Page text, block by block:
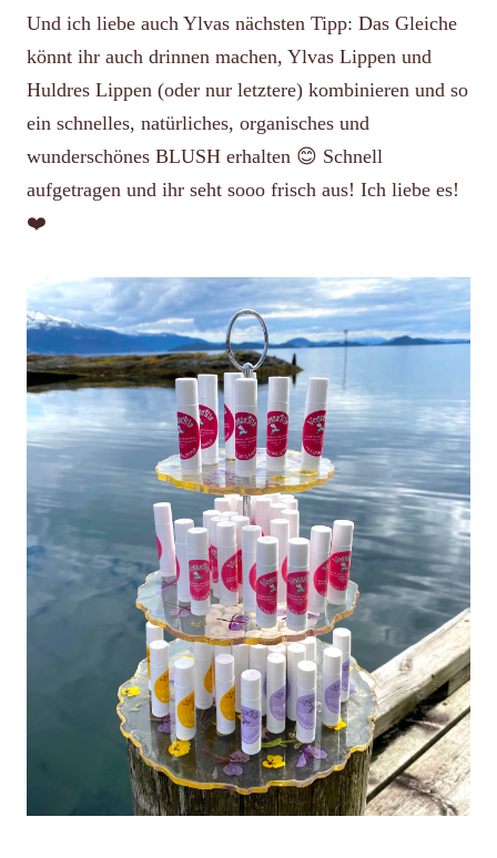
Und ich liebe auch Ylvas nächsten Tipp: Das Gleiche
könnt ihr auch drinnen machen, Ylvas Lippen und
Huldres Lippen (oder nur letztere) kombinieren und so
ein schnelles, natürliches, organisches und
wunderschönes BLUSH erhalten 😊 Schnell
aufgetragen und ihr seht sooo frisch aus! Ich liebe es!
❤️